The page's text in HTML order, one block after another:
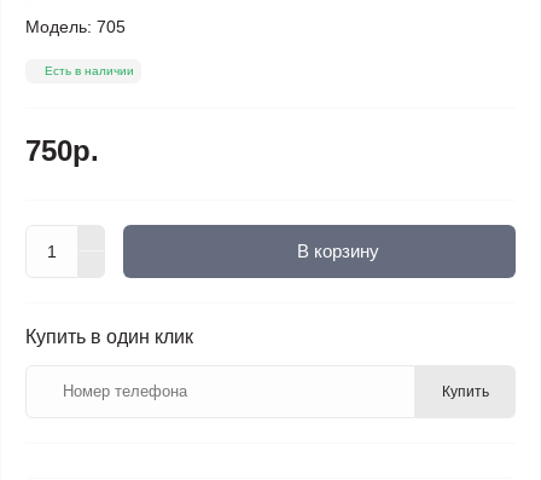
Модель: 705
Есть в наличии
750р.
В корзину
Купить в один клик
Купить